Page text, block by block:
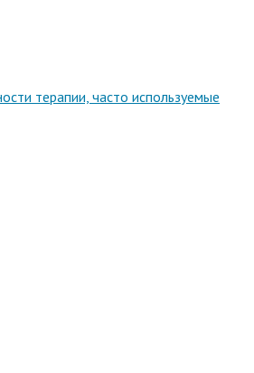
терапии, часто используемые